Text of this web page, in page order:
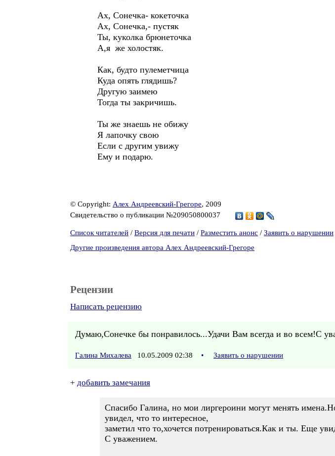
Ах, Сонечка- кокеточка
Ах, Сонечка,- пустяк
Ты, куколка брюнеточка
А,я же холостяк.
Как, будто пулеметчица
Куда опять глядишь?
Другую заимею
Тогда ты закричишь.
Ты же знаешь не обижу
Я лапочку свою
Если с другим увижу
Ему и подарю.
© Copyright: Алех Андреевский-Грегоре, 2009
Свидетельство о публикации №209050800037
Список читателей / Версия для печати / Разместить анонс / Заявить о нарушении
Другие произведения автора Алех Андреевский-Грегоре
Рецензии
Написать рецензию
Думаю,Сонечке бы понравилось...Удачи Вам всегда и во всем!С
Галина Михалева 10.05.2009 02:38 • Заявить о нарушении
+ добавить замечания
Cпасибо Галина, но мои лиргероини могут менять
увидел, что то интересное,
заметил что то,хочется потренироваться.Как и ты. Еще
С уважением.